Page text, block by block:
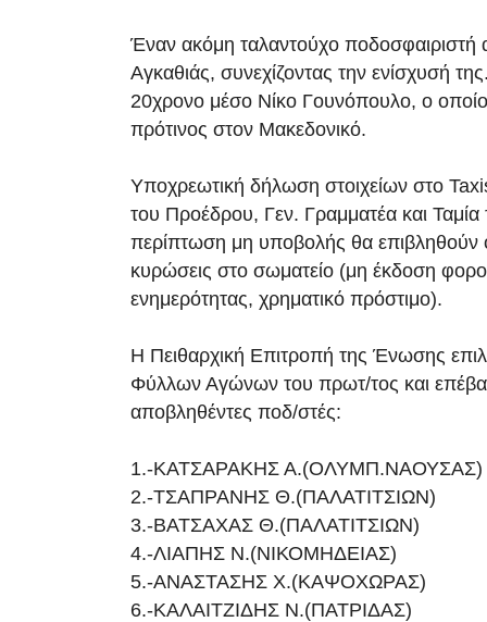
Έναν ακόμη ταλαντούχο ποδοσφαιριστή
Αγκαθιάς, συνεχίζοντας την ενίσχυσή
20χρονο μέσο Νίκο Γουνόπουλο, ο
πρότινος στον Μακεδονικό.
Υποχρεωτική δήλωση στοιχείων στο
του Προέδρου, Γεν. Γραμματέα και
περίπτωση μη υποβολής θα επιβληθούν
κυρώσεις στο σωματείο (μη έκδοση
ενημερότητας, χρηματικό πρόστιμο).
Η Πειθαρχική Επιτροπή της Ένωσης
Φύλλων Αγώνων του πρωτ/τος και
αποβληθέντες ποδ/στές:
1.-ΚΑΤΣΑΡΑΚΗΣ Α.(ΟΛΥΜΠ.ΝΑΟΥΣΑΣ)
2.-ΤΣΑΠΡΑΝΗΣ Θ.(ΠΑΛΑΤΙΤΣΙΩΝ)
3.-ΒΑΤΣΑΧΑΣ Θ.(ΠΑΛΑΤΙΤΣΙΩΝ)
4.-ΛΙΑΠΗΣ Ν.(ΝΙΚΟΜΗΔΕΙΑΣ)
5.-ΑΝΑΣΤΑΣΗΣ Χ.(ΚΑΨΟΧΩΡΑΣ)
6.-ΚΑΛΑΙΤΖΙΔΗΣ Ν.(ΠΑΤΡΙΔΑΣ)